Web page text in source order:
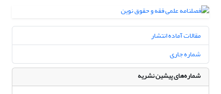
مقالات آماده انتشار
شماره جاری
شماره‌های پیشین نشریه